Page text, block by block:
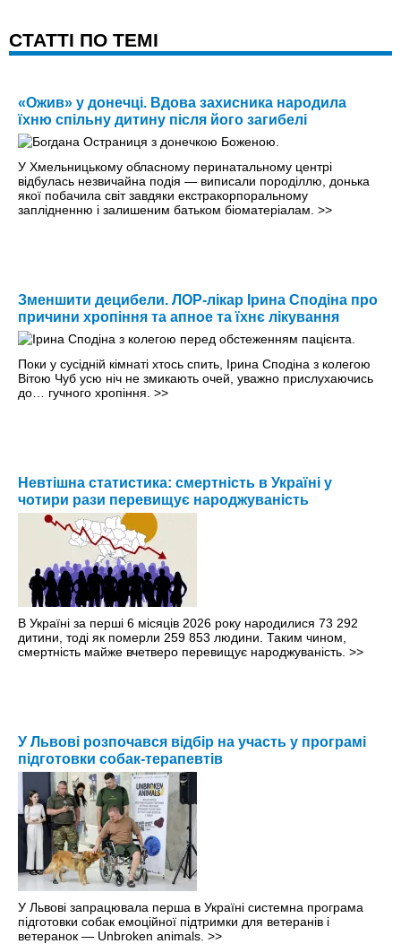
CТАТТІ ПО ТЕМІ
«Ожив» у донечці. Вдова захисника народила
їхню спільну дитину після його загибелі
У Хмельницькому обласному перинатальному центрі
відбулась незвичайна подія — виписали породіллю, донька
якої побачила світ завдяки екстракорпоральному
заплідненню і залишеним батьком біоматеріалам. >>
Зменшити децибели. ЛОР-лікар Ірина Сподіна про
причини хропіння та апное та їхнє лікування
Поки у сусідній кімнаті хтось спить, Ірина Сподіна з колегою
Вітою Чуб усю ніч не змикають очей, уважно прислухаючись
до… гучного хропіння. >>
Невтішна статистика: смертність в Україні у
чотири рази перевищує народжуваність
В Україні за перші 6 місяців 2026 року народилися 73 292
дитини, тоді як померли 259 853 людини. Таким чином,
смертність майже вчетверо перевищує народжуваність. >>
У Львові розпочався відбір на участь у програмі
підготовки собак-терапевтів
У Львові запрацювала перша в Україні системна програма
підготовки собак емоційної підтримки для ветеранів і
ветеранок — Unbroken animals. >>